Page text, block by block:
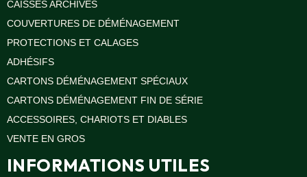
CAISSES ARCHIVES
COUVERTURES DE DÉMÉNAGEMENT
PROTECTIONS ET CALAGES
ADHÉSIFS
CARTONS DÉMÉNAGEMENT SPÉCIAUX
CARTONS DÉMÉNAGEMENT FIN DE SÉRIE
ACCESSOIRES, CHARIOTS ET DIABLES
VENTE EN GROS
INFORMATIONS UTILES